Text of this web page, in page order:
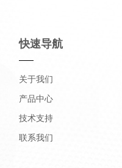
快速导航
关于我们
产品中心
技术支持
联系我们